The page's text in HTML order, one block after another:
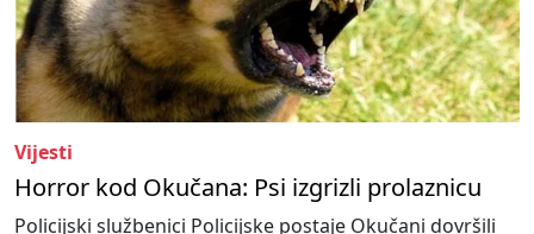
Vijesti
Horror kod Okučana: Psi izgrizli prolaznicu
Policijski službenici Policijske postaje Okučani dovršili